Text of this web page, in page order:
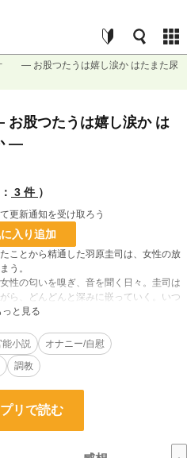
― お股つたうは嬉し涙か はたまた尿
つたうは嬉し涙か は
―
3 件 ）
更新通知を受け取ろう
入り追加
ことから精通した羽原圭司は、女性の放
う。
性の匂いを嗅ぎ、音を聞く日々。圭司は
ら、どんどんと深みに嵌っていく。いつ
ると、偶然好意を抱いていた娘がトイレ
便房に潜入してしまう。入るとその娘の
って来るのだった。圭司は無事に女子ト
当な道に戻ることができるのか。
ストーリー。
（10/31）、「お股に泪つたわせて」か
しれません。尿成分を残す必要があると
用規約に抵触しました。残念。どこまで
能小説
オナニー/自慰
調教
リで読む